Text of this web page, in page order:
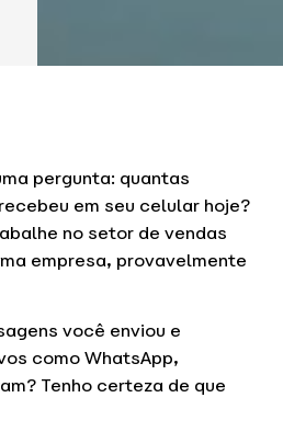
pergunta: quantas
em seu celular hoje?
no setor de vendas
empresa, provavelmente
você enviou e
como WhatsApp,
Tenho certeza de que